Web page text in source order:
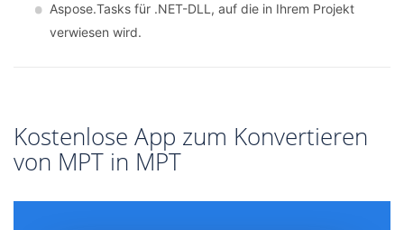
Aspose.Tasks für .NET-DLL, auf die in Ihrem Projekt
verwiesen wird.
Kostenlose App zum Konvertieren
von MPT in MPT